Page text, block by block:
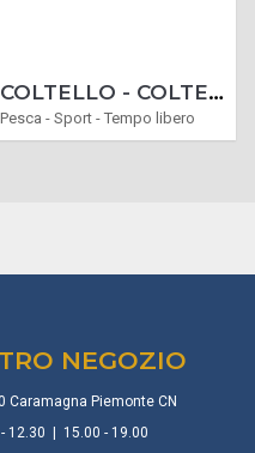
COLTELLO - COLTELLI SERRAMANICO CACCIA MODELLO FAGIANO
Pesca - Sport - Tempo libero
NEGOZIO
Caramagna Piemonte CN
12.30 | 15.00 - 19.00